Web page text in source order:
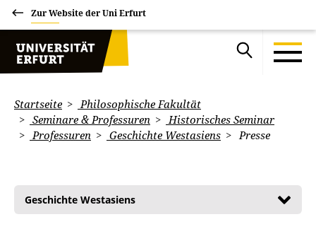
Zur Website der Uni Erfurt
Startseite
Philosophische Fakultät
Seminare & Professuren
Historisches Seminar
Professuren
Geschichte Westasiens Presse
Geschichte Westasiens